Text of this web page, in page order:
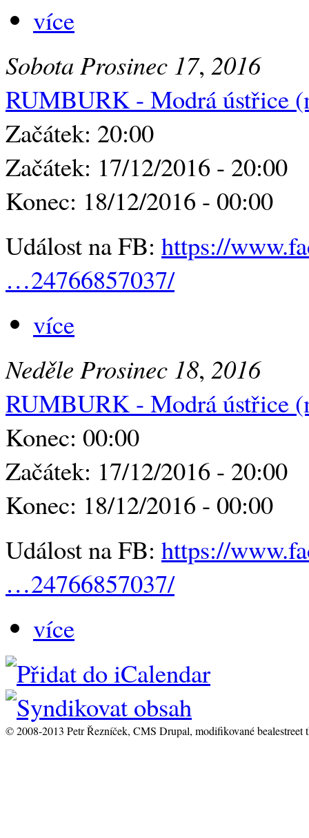
více
Sobota Prosinec 17, 2016
RUMBURK - Modrá ústřice
Začátek: 20:00
Začátek: 17/12/2016 - 20:00
Konec: 18/12/2016 - 00:00
Událost na FB: https://
…24766857037/
více
Neděle Prosinec 18, 2016
RUMBURK - Modrá ústřice
Konec: 00:00
Začátek: 17/12/2016 - 20:00
Konec: 18/12/2016 - 00:00
Událost na FB: https://
…24766857037/
více
© 2008-2013 Petr Řezníček, CMS Drupal, modifikované bealestreet